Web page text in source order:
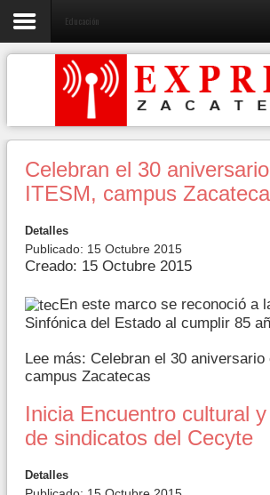
Educación
Celebran el 30
ITESM, campus
Detalles
Publicado: 15 Octubre 2015
Creado: 15 Octubre 2015
En este marco se reconoció a
Sinfónica del Estado al cumplir 85
Lee más: Celebran el 30 aniversario
campus Zacatecas
Inicia Encuentro cultural
de sindicatos del Cecyte
Detalles